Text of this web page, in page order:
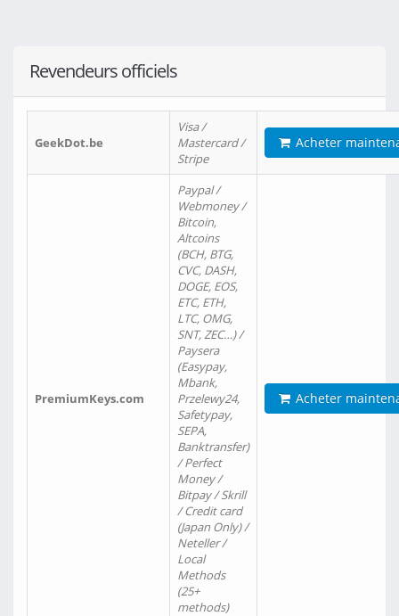
Revendeurs officiels
GeekDot.be
Visa /
Mastercard /
Stripe
Acheter
PremiumKeys.com
Paypal /
Webmoney /
Bitcoin,
Altcoins
(BCH, BTG,
CVC, DASH,
DOGE, EOS,
ETC, ETH,
LTC, OMG,
SNT, ZEC…) /
Paysera
(Easypay,
Mbank,
Przelewy24,
Safetypay,
SEPA,
Banktransfer)
/ Perfect
Money /
Bitpay / Skrill
/ Credit card
(Japan Only) /
Neteller /
Local
Methods
(25+
methods)
Acheter